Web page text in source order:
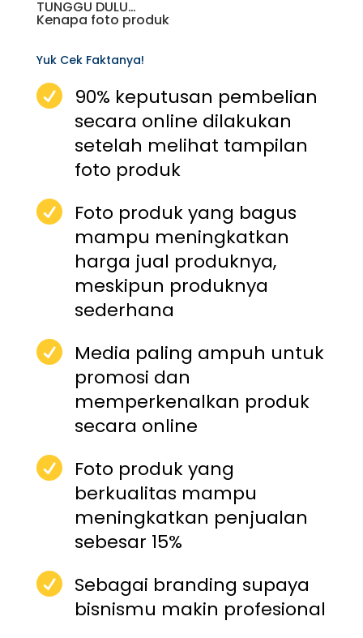
TUNGGU DULU…
Kenapa foto produk
Yuk Cek Faktanya!
 90% keputusan pembelian
secara online dilakukan
setelah melihat tampilan
foto produk
 Foto produk yang bagus
mampu meningkatkan
harga jual produknya,
meskipun produknya
sederhana
 Media paling ampuh untuk
promosi dan
memperkenalkan produk
secara online
 Foto produk yang
berkualitas mampu
meningkatkan penjualan
sebesar 15%
 Sebagai branding supaya
bisnismu makin profesional